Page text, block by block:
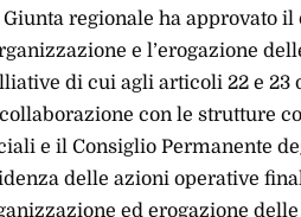
Giunta regionale ha approvato
e l’erogazione
di cui agli articoli 22 e 23
con le strutture
e il Consiglio Permanente
delle azioni operative
ed erogazione